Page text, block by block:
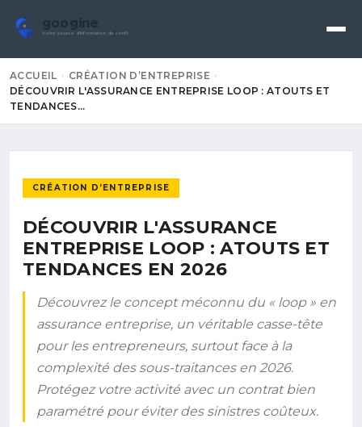
googine
Votre source d'information de confiance
ACCUEIL
CRÉATION D’ENTREPRISE
DÉCOUVRIR L'ASSURANCE ENTREPRISE LOOP : ATOUTS ET
TENDANCES…
CRÉATION D’ENTREPRISE
DÉCOUVRIR L'ASSURANCE
ENTREPRISE LOOP : ATOUTS ET
TENDANCES EN 2026
Découvrez le concept méconnu du « loop » en
assurance entreprise, un véritable casse-tête
pour les entrepreneurs, surtout face à la
complexité des sous-traitances en 2026.
Protégez votre activité avec un contrat bien
paramétré pour éviter des sinistres coûteux.